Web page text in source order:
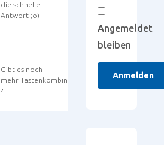
die schnelle
Antwort ;o)
Gibt es noch
mehr Tastenkombinationen
?
Angemeldet
bleiben
Anmelden